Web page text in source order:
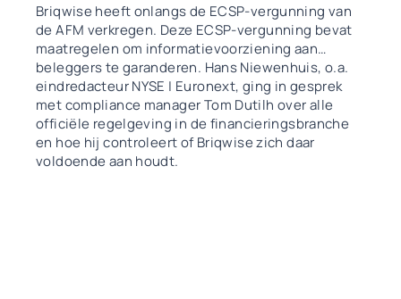
Briqwise heeft onlangs de ECSP-vergunning van
de AFM verkregen. Deze ECSP-vergunning bevat
maatregelen om informatievoorziening aan
beleggers te garanderen. Hans Niewenhuis, o.a.
eindredacteur NYSE | Euronext, ging in gesprek
met compliance manager Tom Dutilh over alle
officiële regelgeving in de financieringsbranche
en hoe hij controleert of Briqwise zich daar
voldoende aan houdt.